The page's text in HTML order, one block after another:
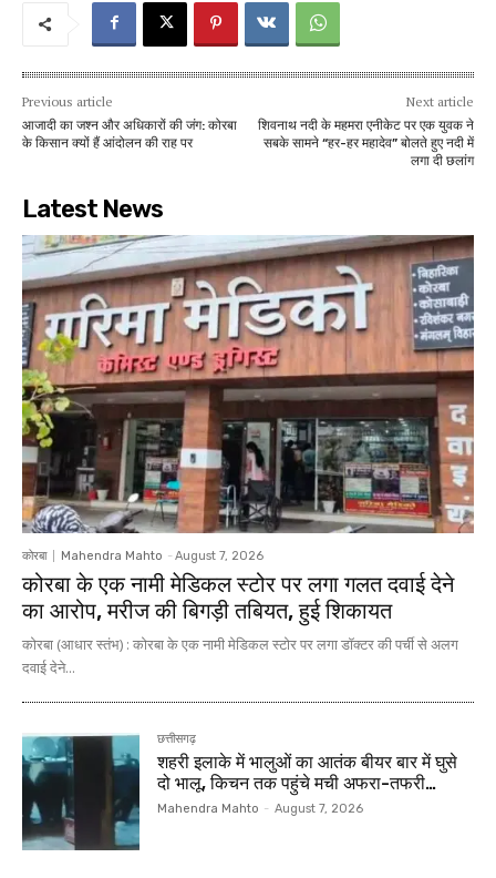
Previous article
आजादी का जश्न और अधिकारों की जंग: कोरबा
के किसान क्यों हैं आंदोलन की राह पर
Next article
शिवनाथ नदी के महमरा एनीकेट पर एक युवक ने
सबके सामने “हर-हर महादेव” बोलते हुए नदी में
लगा दी छलांग
Latest News
कोरबा Mahendra Mahto - August 7, 2026
कोरबा के एक नामी मेडिकल स्टोर पर लगा गलत दवाई देने
का आरोप, मरीज की बिगड़ी तबियत, हुई शिकायत
कोरबा (आधार स्तंभ) : कोरबा के एक नामी मेडिकल स्टोर पर लगा डॉक्टर की पर्ची से अलग
दवाई देने...
छत्तीसगढ़
शहरी इलाके में भालुओं का आतंक बीयर बार में घुसे
दो भालू, किचन तक पहुंचे मची अफरा-तफरी…
Mahendra Mahto - August 7, 2026